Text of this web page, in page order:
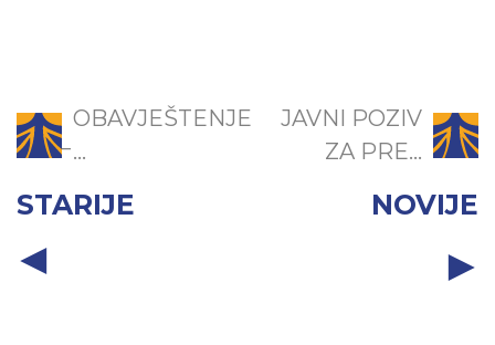
OBAVJEŠTENJE
̵...
STARIJE
JAVNI POZIV
ZA PRE...
NOVIJE